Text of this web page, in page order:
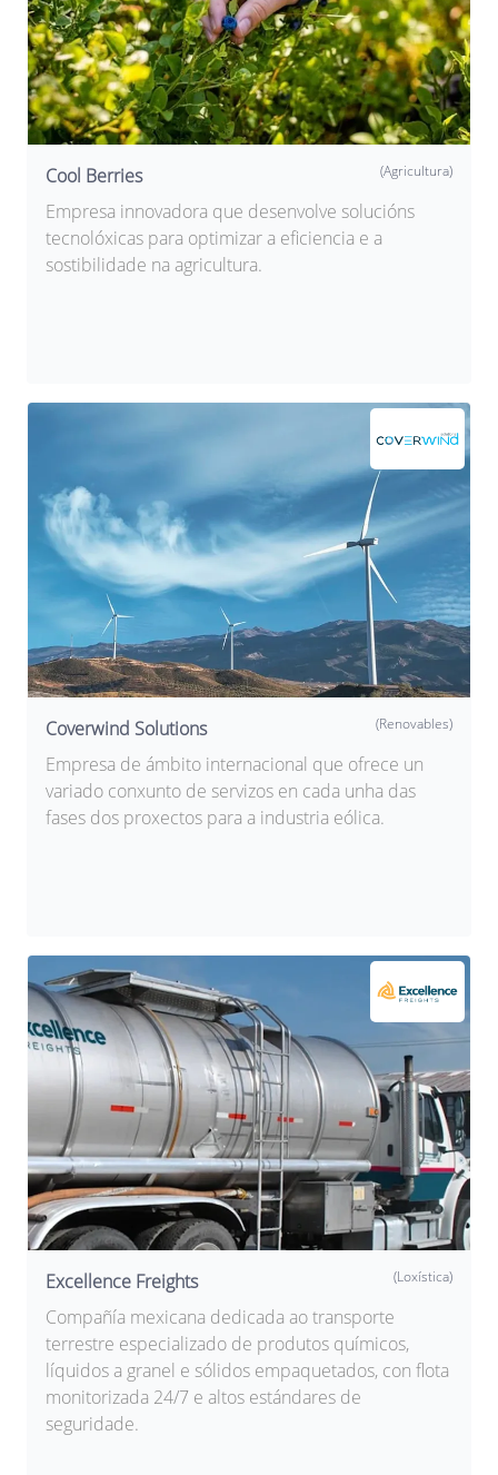
Cool Berries (Agricultura)
Empresa innovadora que desenvolve solucións
tecnolóxicas para optimizar a eficiencia e a
sostibilidade na agricultura.
Coverwind Solutions (Renovables)
Empresa de ámbito internacional que ofrece un
variado conxunto de servizos en cada unha das
fases dos proxectos para a industria eólica.
Excellence Freights (Loxística)
Compañía mexicana dedicada ao transporte
terrestre especializado de produtos químicos,
líquidos a granel e sólidos empaquetados, con flota
monitorizada 24/7 e altos estándares de
seguridade.